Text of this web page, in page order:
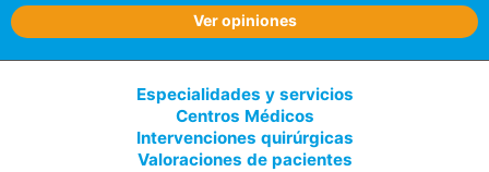
Ver opiniones
Especialidades y servicios
Centros Médicos
Intervenciones quirúrgicas
Valoraciones de pacientes